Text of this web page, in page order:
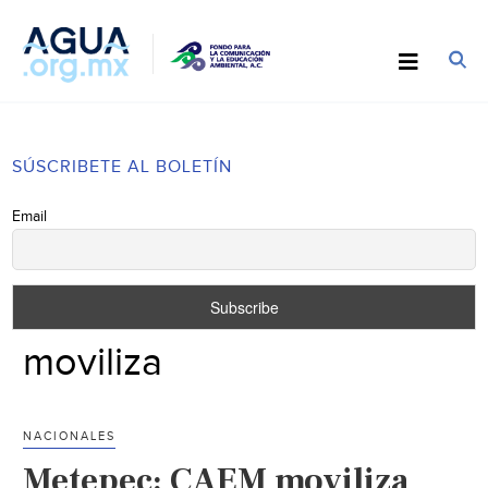
SÚSCRIBETE AL BOLETÍN
Email
moviliza
NACIONALES